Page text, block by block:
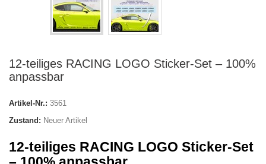
12-teiliges RACING LOGO Sticker-Set – 100%
anpassbar
Artikel-Nr.: 3561
Zustand: Neuer Artikel
12-teiliges RACING LOGO Sticker-Set